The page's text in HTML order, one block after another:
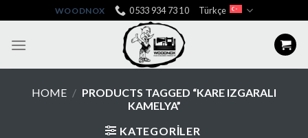
to
content
WOODNOX 0533 934 73 10 Türkçe
HOME / PRODUCTS TAGGED “KARE IZGARALI
KAMELYA”
KATEGORILER